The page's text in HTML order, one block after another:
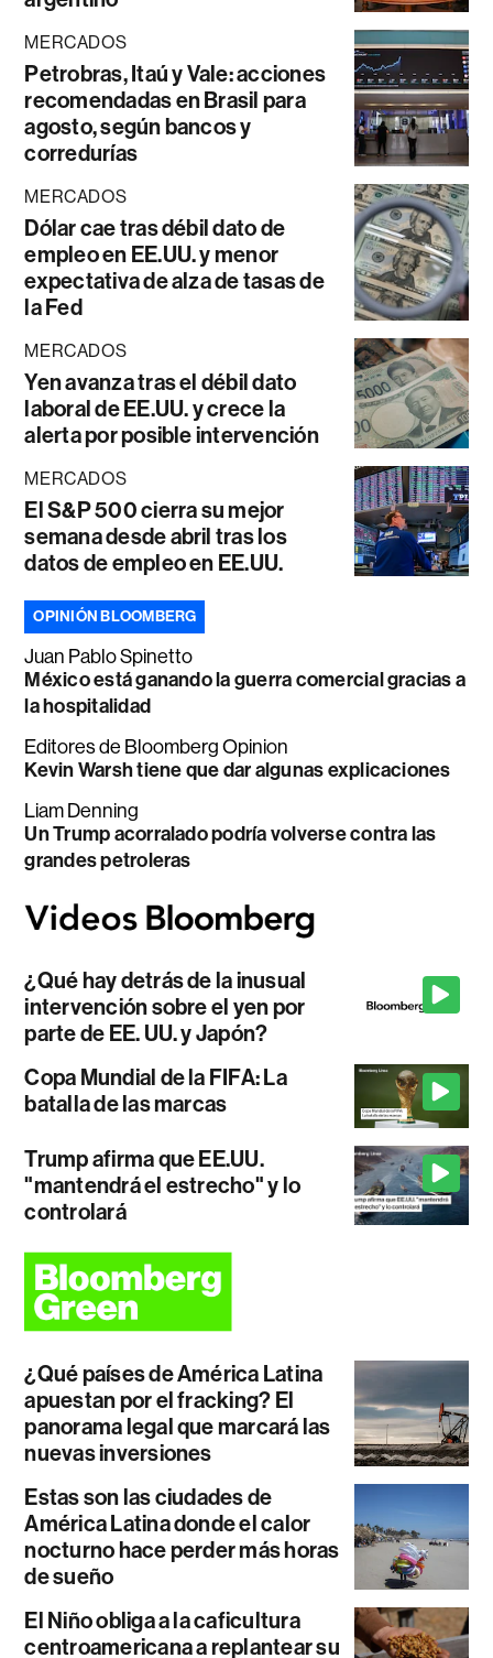
MERCADOS
Petrobras, Itaú y Vale: acciones
recomendadas en Brasil para
agosto, según bancos y
corredurías
MERCADOS
Dólar cae tras débil dato de
empleo en EE.UU. y menor
expectativa de alza de tasas de
la Fed
MERCADOS
Yen avanza tras el débil dato
laboral de EE.UU. y crece la
alerta por posible intervención
MERCADOS
El S&P 500 cierra su mejor
semana desde abril tras los
datos de empleo en EE.UU.
OPINIÓN BLOOMBERG
Juan Pablo Spinetto
México está ganando la guerra comercial gracias a
la hospitalidad
Editores de Bloomberg Opinion
Kevin Warsh tiene que dar algunas explicaciones
Liam Denning
Un Trump acorralado podría volverse contra las
grandes petroleras
¿Qué hay detrás de la inusual
intervención sobre el yen por
parte de EE. UU. y Japón?
Copa Mundial de la FIFA: La
batalla de las marcas
Trump afirma que EE.UU.
"mantendrá el estrecho" y lo
controlará
¿Qué países de América Latina
apuestan por el fracking? El
panorama legal que marcará las
nuevas inversiones
Estas son las ciudades de
América Latina donde el calor
nocturno hace perder más horas
de sueño
El Niño obliga a la caficultura
centroamericana a replantear su